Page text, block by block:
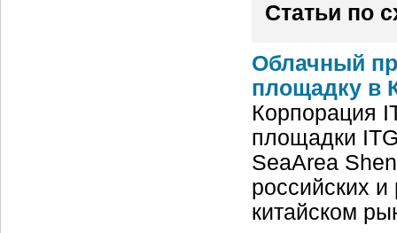
Статьи по
Облачный
площадку в
Корпорация
площадки
SeaArea
российских
китайском